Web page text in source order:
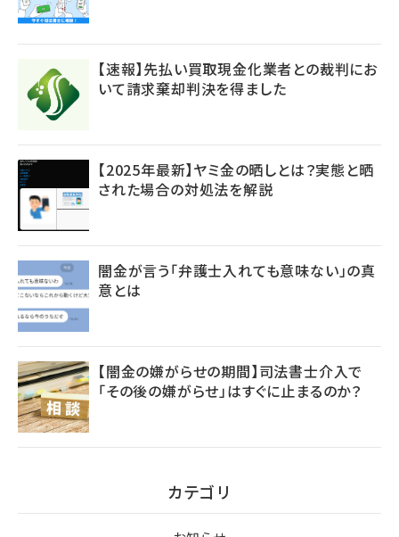
【速報】先払い買取現金化業者との裁判にお
いて請求棄却判決を得ました
【2025年最新】ヤミ金の晒しとは？実態と晒
された場合の対処法を解説
闇金が言う「弁護士入れても意味ない」の真
意とは
【闇金の嫌がらせの期間】司法書士介入で
「その後の嫌がらせ」はすぐに止まるのか？
カテゴリ